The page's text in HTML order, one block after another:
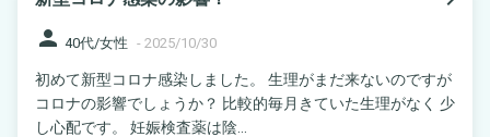
person 40代/女性 - 2025/10/30
初めて新型コロナ感染しました。 生理がまだ来ないのですが
コロナの影響でしょうか？ 比較的毎月きていた生理がなく 少
し心配です。 妊娠検査薬は陰...